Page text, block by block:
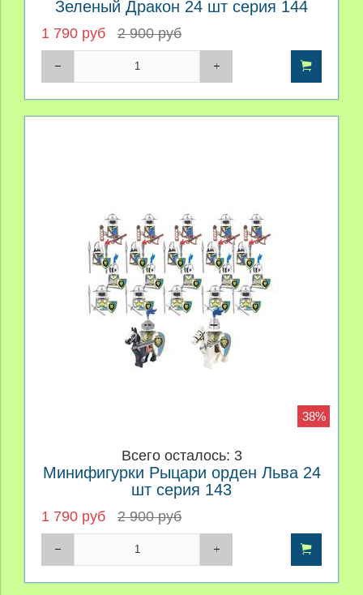
Зеленый Дракон 24 шт серия 144
1 790 руб 2 900 руб
38%
Всего осталось: 3
Минифигурки Рыцари орден Льва 24
шт серия 143
1 790 руб 2 900 руб